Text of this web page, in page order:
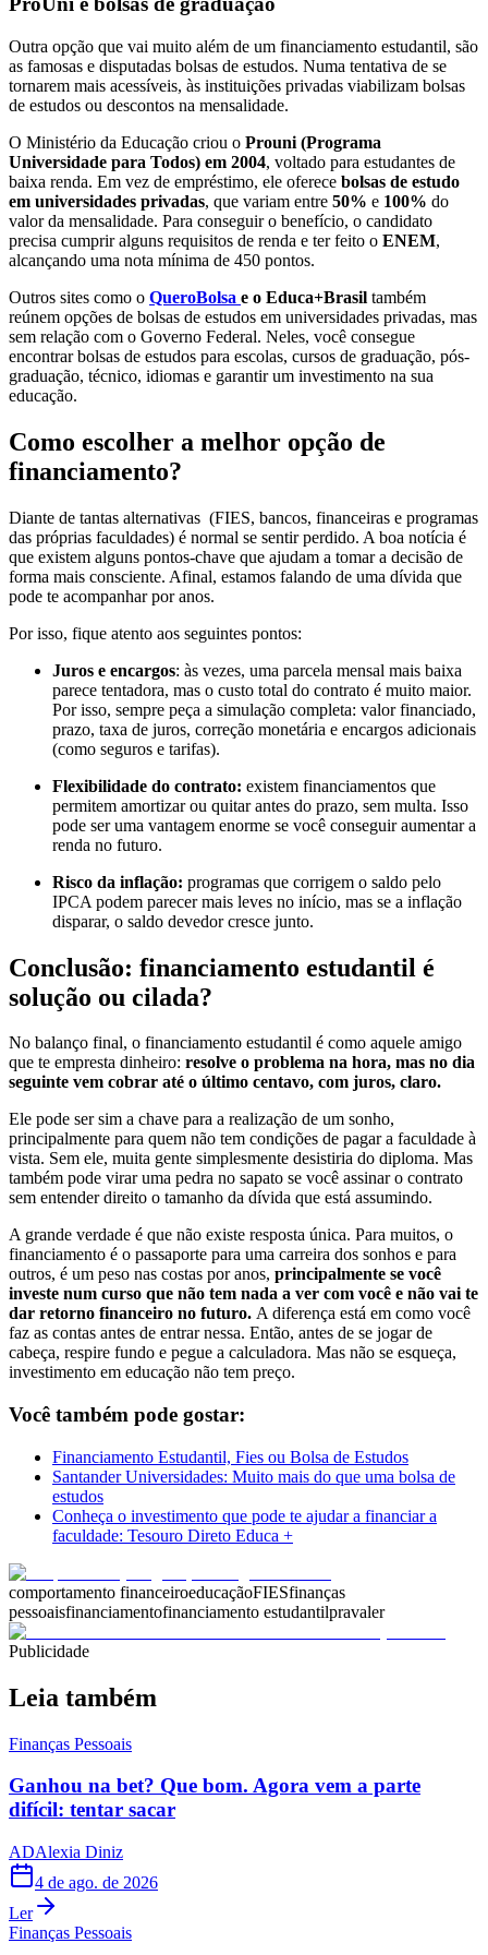
Outra opção que vai muito além de um financiamento estudantil, são
as famosas e disputadas bolsas de estudos. Numa tentativa de se
tornarem mais acessíveis, às instituições privadas viabilizam bolsas
de estudos ou descontos na mensalidade.
O Ministério da Educação criou o Prouni (Programa
Universidade para Todos) em 2004, voltado para estudantes de
baixa renda. Em vez de empréstimo, ele oferece bolsas de estudo
em universidades privadas, que variam entre 50% e 100% do
valor da mensalidade. Para conseguir o benefício, o candidato
precisa cumprir alguns requisitos de renda e ter feito o ENEM,
alcançando uma nota mínima de 450 pontos.
Outros sites como o QueroBolsa e o Educa+Brasil também
reúnem opções de bolsas de estudos em universidades privadas, mas
sem relação com o Governo Federal. Neles, você consegue
encontrar bolsas de estudos para escolas, cursos de graduação, pós-
graduação, técnico, idiomas e garantir um investimento na sua
educação.
Como escolher a melhor opção de
financiamento?
Diante de tantas alternativas (FIES, bancos, financeiras e programas
das próprias faculdades) é normal se sentir perdido. A boa notícia é
que existem alguns pontos-chave que ajudam a tomar a decisão de
forma mais consciente. Afinal, estamos falando de uma dívida que
pode te acompanhar por anos.
Por isso, fique atento aos seguintes pontos:
Juros e encargos: às vezes, uma parcela mensal mais baixa
parece tentadora, mas o custo total do contrato é muito maior.
Por isso, sempre peça a simulação completa: valor financiado,
prazo, taxa de juros, correção monetária e encargos adicionais
(como seguros e tarifas).
Flexibilidade do contrato: existem financiamentos que
permitem amortizar ou quitar antes do prazo, sem multa. Isso
pode ser uma vantagem enorme se você conseguir aumentar a
renda no futuro.
Risco da inflação: programas que corrigem o saldo pelo
IPCA podem parecer mais leves no início, mas se a inflação
disparar, o saldo devedor cresce junto.
Conclusão: financiamento estudantil é
solução ou cilada?
No balanço final, o financiamento estudantil é como aquele amigo
que te empresta dinheiro: resolve o problema na hora, mas no dia
seguinte vem cobrar até o último centavo, com juros, claro.
Ele pode ser sim a chave para a realização de um sonho,
principalmente para quem não tem condições de pagar a faculdade à
vista. Sem ele, muita gente simplesmente desistiria do diploma. Mas
também pode virar uma pedra no sapato se você assinar o contrato
sem entender direito o tamanho da dívida que está assumindo.
A grande verdade é que não existe resposta única. Para muitos, o
financiamento é o passaporte para uma carreira dos sonhos e para
outros, é um peso nas costas por anos, principalmente se você
investe num curso que não tem nada a ver com você e não vai te
dar retorno financeiro no futuro. A diferença está em como você
faz as contas antes de entrar nessa. Então, antes de se jogar de
cabeça, respire fundo e pegue a calculadora. Mas não se esqueça,
investimento em educação não tem preço.
Você também pode gostar:
Financiamento Estudantil, Fies ou Bolsa de Estudos
Santander Universidades: Muito mais do que uma bolsa de
estudos
Conheça o investimento que pode te ajudar a financiar a
faculdade: Tesouro Direto Educa +
comportamento financeiroeducaçãoFIESfinanças
pessoaisfinanciamentofinanciamento estudantilpravaler
Publicidade
Leia também
Finanças Pessoais
Ganhou na bet? Que bom. Agora vem a parte
difícil: tentar sacar
ADAlexia Diniz
4 de ago. de 2026
Ler
Finanças Pessoais